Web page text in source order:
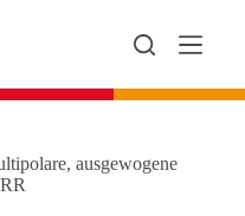
ausgewogene